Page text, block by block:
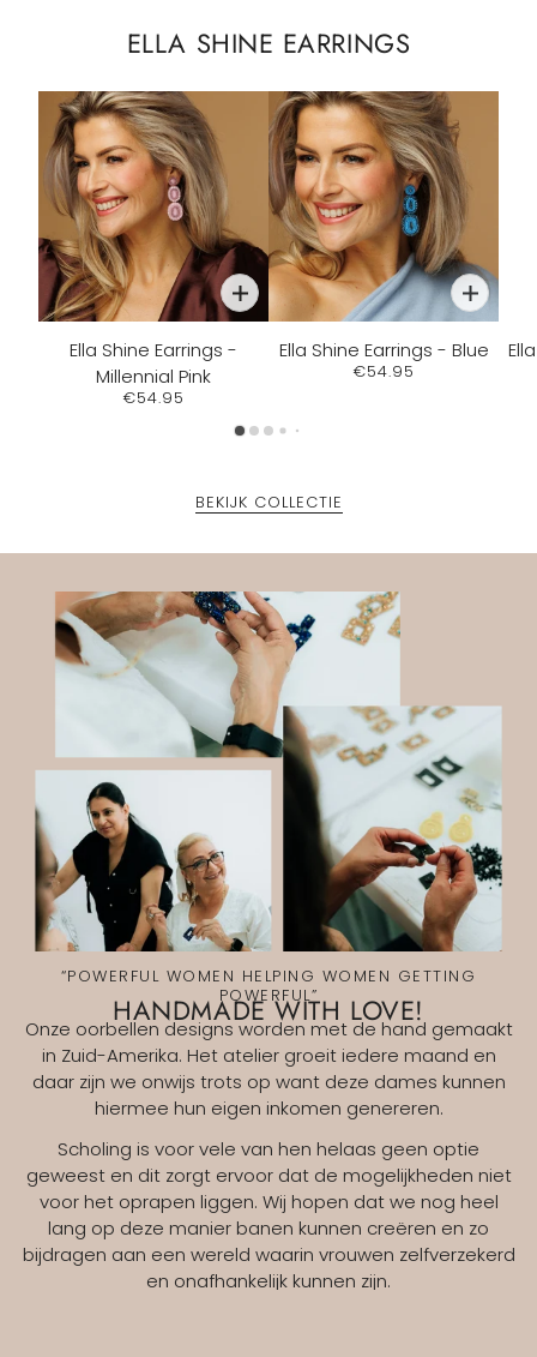
ELLA SHINE EARRINGS
Ella Shine Earrings -
Millennial Pink
€54.95
Ella Shine Earrings - Blue
€54.95
BEKIJK COLLECTIE
“POWERFUL WOMEN HELPING WOMEN GETTING
POWERFUL”
HANDMADE WITH LOVE!
Onze oorbellen designs worden met de hand gemaakt
in Zuid-Amerika. Het atelier groeit iedere maand en
daar zijn we onwijs trots op want deze dames kunnen
hiermee hun eigen inkomen genereren.
Scholing is voor vele van hen helaas geen optie
geweest en dit zorgt ervoor dat de mogelijkheden niet
voor het oprapen liggen. Wij hopen dat we nog heel
lang op deze manier banen kunnen creëren en zo
bijdragen aan een wereld waarin vrouwen zelfverzekerd
en onafhankelijk kunnen zijn.